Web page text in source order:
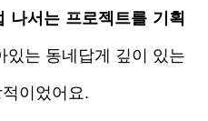
나서는 프로젝트를 기획
있는 동네답게 깊이 있는
이었어요.